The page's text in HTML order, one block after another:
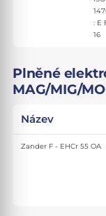
: E
16
Plněné
MAG/MIG/
Název
Zander F - EHCr 55 OA